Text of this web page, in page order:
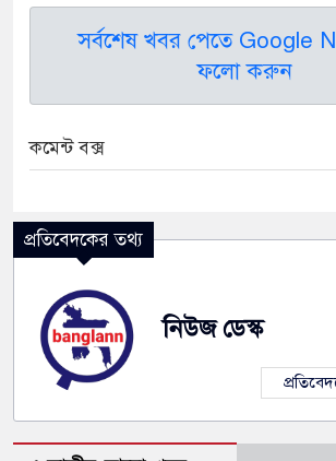
সর্বশেষ খবর পেতে Google
ফলো করুন
কমেন্ট বক্স
প্রতিবেদকের তথ্য
নিউজ ডেস্ক